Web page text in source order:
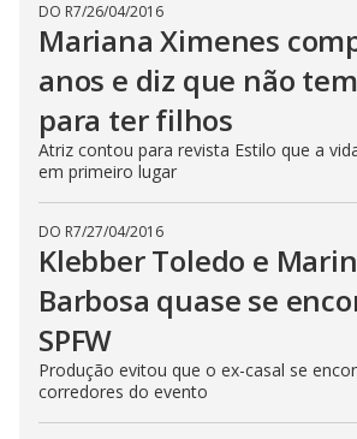
DO R7/26/04/2016
Mariana Ximenes
anos e diz que não
para ter filhos
Atriz contou para revista Estilo que a
em primeiro lugar
DO R7/27/04/2016
Klebber Toledo e
Barbosa quase se
SPFW
Produção evitou que o ex-casal se
corredores do evento